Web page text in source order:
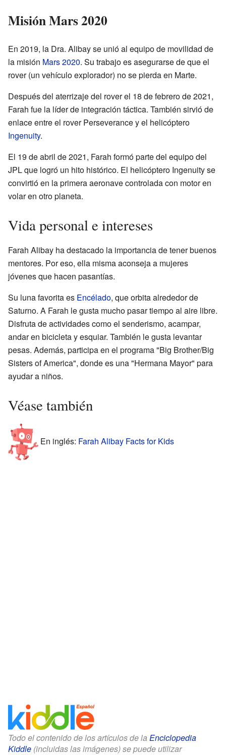
Misión Mars 2020
En 2019, la Dra. Alibay se unió al equipo de movilidad de
la misión Mars 2020. Su trabajo es asegurarse de que el
rover (un vehículo explorador) no se pierda en Marte.
Después del aterrizaje del rover el 18 de febrero de 2021,
Farah fue la líder de integración táctica. También sirvió de
enlace entre el rover Perseverance y el helicóptero
Ingenuity.
El 19 de abril de 2021, Farah formó parte del equipo del
JPL que logró un hito histórico. El helicóptero Ingenuity se
convirtió en la primera aeronave controlada con motor en
volar en otro planeta.
Vida personal e intereses
Farah Alibay ha destacado la importancia de tener buenos
mentores. Por eso, ella misma aconseja a mujeres
jóvenes que hacen pasantías.
Su luna favorita es Encélado, que orbita alrededor de
Saturno. A Farah le gusta mucho pasar tiempo al aire libre.
Disfruta de actividades como el senderismo, acampar,
andar en bicicleta y esquiar. También le gusta levantar
pesas. Además, participa en el programa "Big Brother/Big
Sisters of America", donde es una "Hermana Mayor" para
ayudar a niños.
Véase también
En inglés: Farah Alibay Facts for Kids
Todo el contenido de los artículos de la Enciclopedia
Kiddle (incluidas las imágenes) se puede utilizar